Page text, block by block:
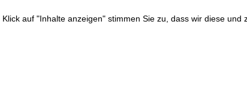
auf "Inhalte anzeigen" stimmen Sie zu, dass wir diese und